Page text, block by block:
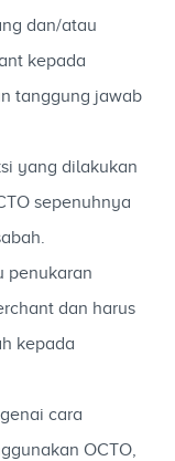
dan/atau
kepada
tanggung jawab
yang dilakukan
sepenuhnya
penukaran
dan harus
kepada
cara
OCTO,